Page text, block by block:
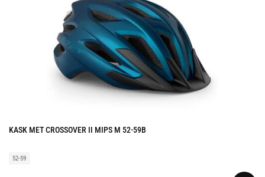
KASK MET CROSSOVER II MIPS M 52-59B
52-59